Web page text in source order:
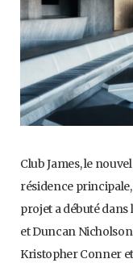
Club James, le
résidence
projet a débuté dans
et Duncan
Kristopher Conner